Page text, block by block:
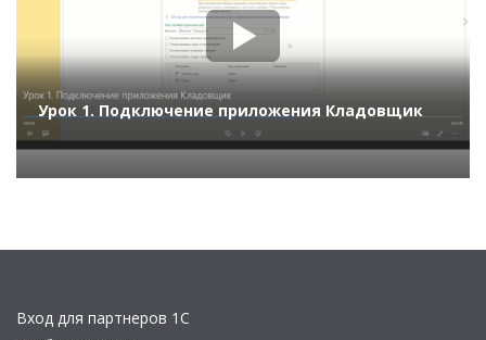
Урок 1. Подключение приложения Кладовщик
Вход для партнеров 1С